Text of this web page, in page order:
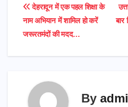
Post
navigation
देहरादून में एक पहल शिक्षा के
नाम अभियान में शामिल हो करें
जरूरतमंदों की मदद…
By